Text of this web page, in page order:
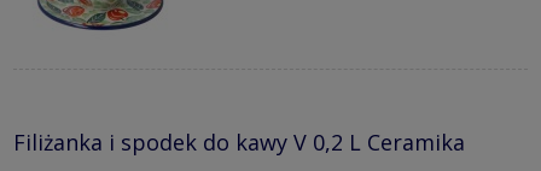
Filiżanka i spodek do kawy V 0,2 L Ceramika